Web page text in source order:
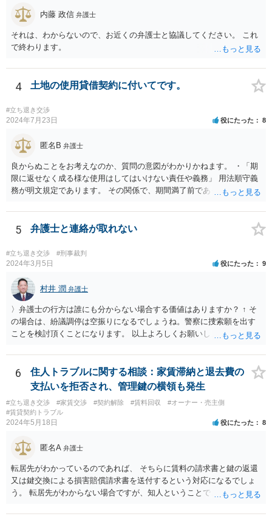
いずれかの選択肢をとることができます。さらに，Ｂの亜種として
Ｃ 退去の時期をたとえば半年先として，それまでの期間の賃料を免
除してもらう という方法もあり得るかもしれません（実質的には半年
分の立退き料をもらったことになります。）。 ストレスで体調を崩さ
れるのもよろしくないですから，費用の面で折り合いがつけば，弁護
士に交渉を代理してもらっても良いように思います。
内藤 政信 弁護士
それは、わからないので、お近くの弁護士と協議してください。 これ
で終わります。
4 土地の使用貸借契約に付いてです。
#立ち退き交渉
2024年7月23日 役にたった 8
匿名B 弁護士
良からぬことをお考えなのか、質問の意図がわかりかねます。 ・「期
限に返せなく成る様な使用はしてはいけない責任や義務」 用法順守義
務が明文規定であります。 その関係で、期間満了前であっても、契約
九十四条 借主は、契約又はその目的物の性質によって定まった用法
に従い、その物の使用及び収益をしなければならない。 ２ 借主は、
貸主の承諾を得なければ、第三者に借用物の使用又は収益をさせるこ
とができない。 ３ 借主が前二項の規定に違反して使用又は収益をし
たときは、貸主は、契約の解除をすることができる。
5 弁護士と連絡が取れない
#立ち退き交渉 #刑事裁判
2024年3月5日 役にたった 9
村井 潤 弁護士
〉弁護士の行方は誰にも分からない場合する価値はありますか？ ↑ そ
の場合は、紛議調停は空振りになるでしょうね。警察に捜索願を出す
ことを検討頂くことになります。 以上よろしくお願いします。同業者
了させてください。
6
住人トラブルに関する相談：家賃滞納と退去費の
支払いを拒否され、管理鍵の横領も発生
#立ち退き交渉 #家賃交渉 #契約解除 #賃料回収
#オーナー・売主側
#賃貸契約トラブル
2024年5月18日 役にたった 8
匿名A 弁護士
転居先がわかっているのであれば、 そちらに賃料の請求書と鍵の返還
又は鍵交換による損害賠償請求書を送付するという対応になるでしょ
う。 転居先がわからない場合ですが、知人ということで、連絡がつく
で、適切な対応が望めない場合は、債権回収を弁護士に依頼すること